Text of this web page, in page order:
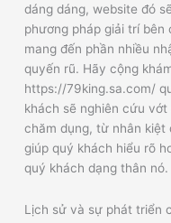
dáng dáng, website đó
phương pháp giải trí
mang đến phần nhiều
quyến rũ. Hãy cộng
https://79king.sa.com/
khách sẽ nghiên cứu
chăm dụng, từ nhân kiệt
giúp quý khách hiểu rõ
quý khách dạng thân nó.
Lịch sử và sự phát triển